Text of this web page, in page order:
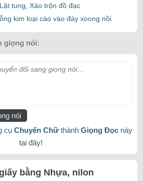
tung, Xáo trộn đồ đạc
kim loại cào vào đáy xoong nồi
giọng nói:
đổi sang giọng nói...
nói
cụ Chuyển Chữthành Giọng Đọcnày
tại đây!
bằng Nhựa, nilon